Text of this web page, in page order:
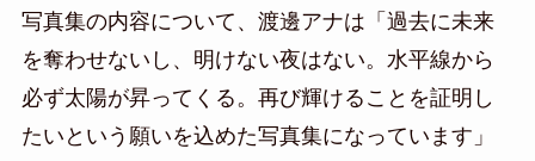
写真集の内容について、渡邊アナは「過去に未来
を奪わせないし、明けない夜はない。水平線から
必ず太陽が昇ってくる。再び輝けることを証明し
たいという願いを込めた写真集になっています」